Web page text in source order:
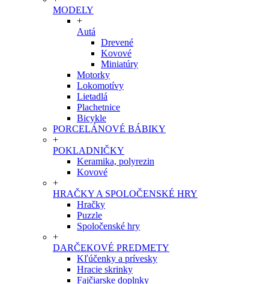
MODELY
+
Autá
Drevené
Kovové
Miniatúry
Motorky
Lokomotívy
Lietadlá
Plachetnice
Bicykle
PORCELÁNOVÉ BÁBIKY
+
POKLADNIČKY
Keramika, polyrezin
Kovové
+
HRAČKY A SPOLOČENSKÉ HRY
Hračky
Puzzle
Spoločenské hry
+
DARČEKOVÉ PREDMETY
Kľúčenky a prívesky
Hracie skrinky
Fajčiarske doplnky